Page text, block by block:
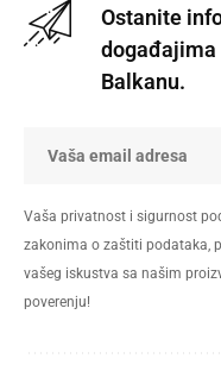
Ostanite
događajima
Balkanu.
Vaša privatnost i sigurnost
zakonima o zaštiti podataka,
vašeg iskustva sa našim
poverenju!